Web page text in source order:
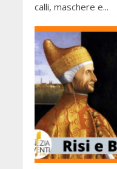
calli, maschere e...